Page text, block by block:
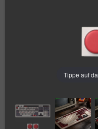
Tippe auf